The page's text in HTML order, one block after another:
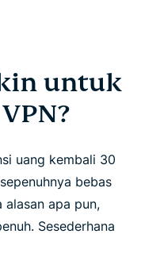
untuk
uang kembali 30
bebas
apa pun,
Sesederhana